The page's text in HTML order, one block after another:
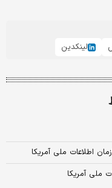
لینکدین
اطلاعات ملی آمریکا
ملی آمریکا